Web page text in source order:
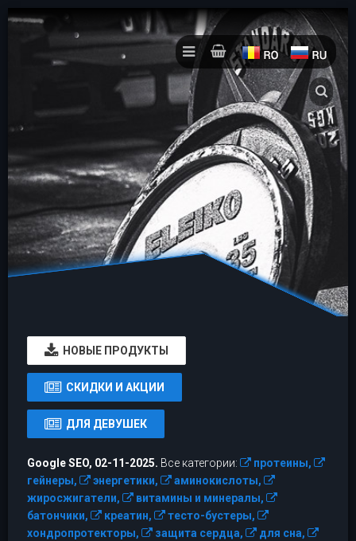
НОВЫЕ ПРОДУКТЫ
СКИДКИ И АКЦИИ
ДЛЯ ДЕВУШЕК
Google SEO, 02-11-2025. Все категории:
протеины,
гейнеры,
энергетики,
аминокислоты,
жиросжигатели,
витамины и минералы,
батончики,
креатин,
тесто-бустеры,
хондропротекторы,
защита сердца,
для сна,